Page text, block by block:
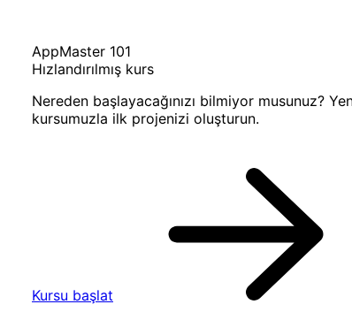
AppMaster 101
Hızlandırılmış kurs
Nereden başlayacağınızı bilmiyor musunuz?
kursumuzla ilk projenizi oluşturun.
Kursu başlat